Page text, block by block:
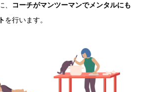
、
コーチがマンツーマンでメンタルにも
を行います。